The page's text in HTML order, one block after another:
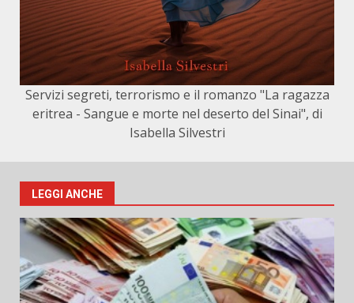
Servizi segreti, terrorismo e il romanzo "La ragazza
eritrea - Sangue e morte nel deserto del Sinai", di
Isabella Silvestri
LEGGI ANCHE